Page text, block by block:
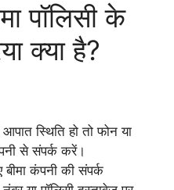
पॉलिसी के
क्या है?
स्थिति हो तो फोन या
से संपर्क करें।
कंपनी की संपर्क